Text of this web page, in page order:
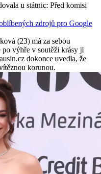
u státnic: Před komisi
zdrojů pro Google
(23) má za sebou
po výhře v soutěži krásy ji
dokonce uvedla, že
korunou.